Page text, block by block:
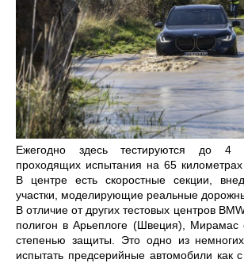
Ежегодно здесь тестируются до 4
проходящих испытания на 65 километрах
В центре есть скоростные секции,
участки, моделирующие реальные
В отличие от других тестовых центров
полигон в Арьеплоге (Швеция), Мирамас
степенью защиты. Это одно из
испытать предсерийные автомобили как